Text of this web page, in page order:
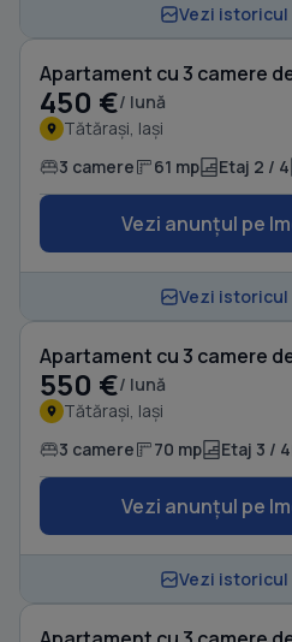
Vezi
450 €/ lună
Tătărași, Iași
3 camere 61 mp Etaj 2 / 4
Vezi anunțul pe
Vezi
Apartament cu 3 camere
550 €/ lună
Tătărași, Iași
3 camere 70 mp Etaj 3 / 4
Vezi anunțul pe
Vezi